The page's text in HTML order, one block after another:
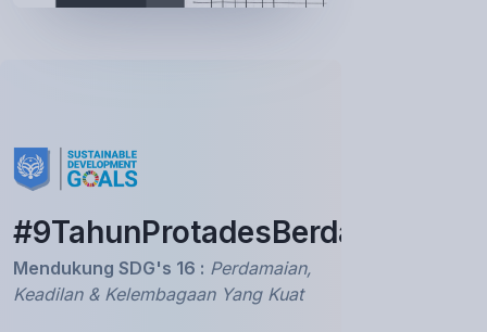
#9TahunProtadesBerdampak
Mendukung SDG's 16 : Perdamaian,
Keadilan & Kelembagaan Yang Kuat